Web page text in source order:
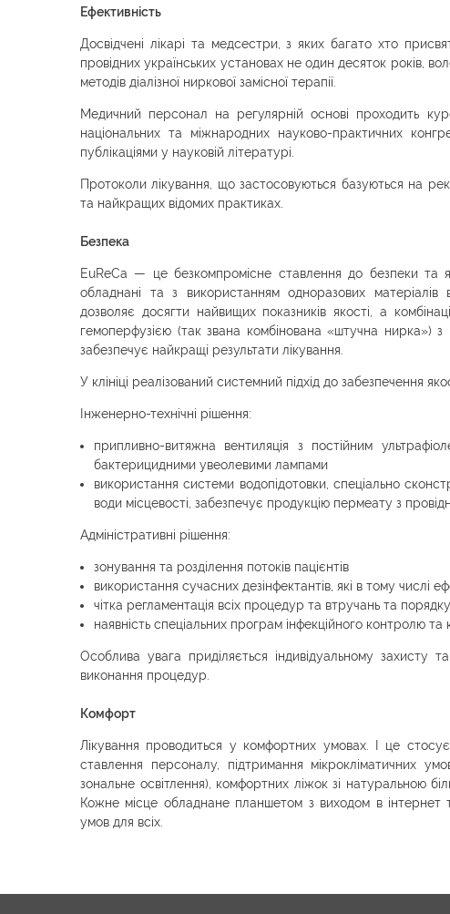
Ефективність
Досвідчені лікарі та медсестри, з яких багато хто
провідних українських установах не один десяток років,
методів діалізної ниркової замісної терапії.
Медичний персонал на регулярній основі проходить
національних та міжнародних науково-практичних
публікаціями у науковій літературі.
Протоколи лікування, що застосовуються базуються на
та найкращих відомих практиках.
Безпека
EuReCa — це безкомпромісне ставлення до безпеки та
обладнані та з використанням одноразових
дозволяє досягти найвищих показників якості, а
гемоперфузією (так звана комбінована «штучна нирка»)
забезпечує найкращі результати лікування.
У клініці реалізований системний підхід до забезпечення
Інженерно-технічні рішення:
припливно-витяжна вентиляція з постійним
бактерицидними увеолевими лампами
використання системи водопідотовки, спеціально
води місцевості, забезпечує продукцію пермеату з
Адміністративні рішення:
зонування та розділення потоків пацієнтів
використання сучасних дезінфектантів, які в тому числі
чітка регламентація всіх процедур та втручань та
наявність спеціальних програм інфекційного контролю та
Особлива увага приділяється індивідуальному
виконання процедур.
Комфорт
Лікування проводиться у комфортних умовах. І це
ставлення персоналу, підтримання мікрокліматичних
зональне освітлення), комфортних ліжок зі натуральною
Кожне місце обладнане планшетом з виходом в інтернет
умов для всіх.